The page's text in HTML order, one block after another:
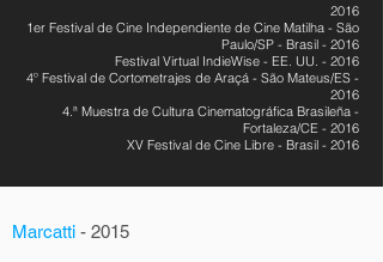
2016
1er Festival de Cine Independiente de Cine Matilha - São
Paulo/SP - Brasil - 2016
Festival Virtual IndieWise - EE. UU. - 2016
4º Festival de Cortometrajes de Araçá - São Mateus/ES -
2016
4.ª Muestra de Cultura Cinematográfica Brasileña -
Fortaleza/CE - 2016
XV Festival de Cine Libre - Brasil - 2016
Marcatti - 2015